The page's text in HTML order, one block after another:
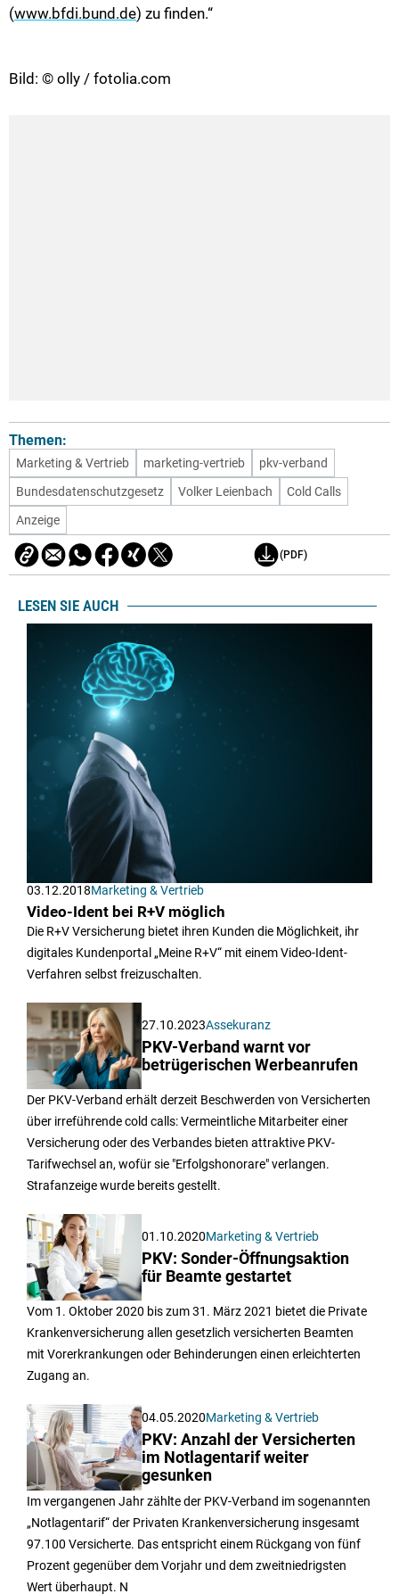
(www.bfdi.bund.de) zu finden.“
Bild: © olly / fotolia.com
Themen:
Marketing & Vertrieb marketing-vertrieb
pkv-verband
Bundesdatenschutzgesetz
Volker Leienbach
Cold Calls
Anzeige
(PDF)
LESEN SIE AUCH
03.12.2018Marketing & Vertrieb
Video-Ident bei R+V möglich
Die R+V Versicherung bietet ihren Kunden die Möglichkeit, ihr
digitales Kundenportal „Meine R+V“ mit einem Video-Ident-
Verfahren selbst freizuschalten.
27.10.2023Assekuranz
PKV-Verband warnt vor
betrügerischen Werbeanrufen
Der PKV-Verband erhält derzeit Beschwerden von Versicherten
über irreführende cold calls: Vermeintliche Mitarbeiter einer
Versicherung oder des Verbandes bieten attraktive PKV-
Tarifwechsel an, wofür sie "Erfolgshonorare" verlangen.
Strafanzeige wurde bereits gestellt.
01.10.2020Marketing & Vertrieb
PKV: Sonder-Öffnungsaktion
für Beamte gestartet
Vom 1. Oktober 2020 bis zum 31. März 2021 bietet die Private
Krankenversicherung allen gesetzlich versicherten Beamten
mit Vorerkrankungen oder Behinderungen einen erleichterten
Zugang an.
04.05.2020Marketing & Vertrieb
PKV: Anzahl der Versicherten
im Notlagentarif weiter
gesunken
Im vergangenen Jahr zählte der PKV-Verband im sogenannten
„Notlagentarif“ der Privaten Krankenversicherung insgesamt
97.100 Versicherte. Das entspricht einem Rückgang von fünf
Prozent gegenüber dem Vorjahr und dem zweitniedrigsten
Wert überhaupt. N